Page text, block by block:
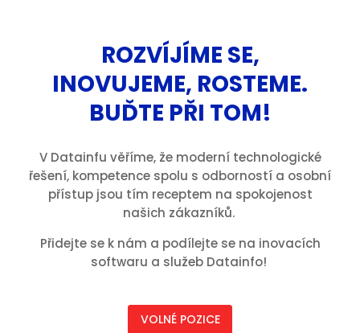
ROZVÍJÍME SE,
INOVUJEME, ROSTEME.
BUĎTE PŘI TOM!
V Datainfu věříme, že moderní technologické
řešení, kompetence spolu s odborností a osobní
přístup jsou tím receptem na spokojenost
našich zákazníků.
Přidejte se k nám a podílejte se na inovacích
softwaru a služeb Datainfo!
VOLNÉ POZICE